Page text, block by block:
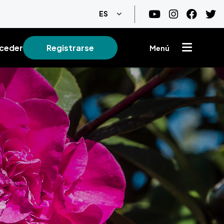
ES Lista adicional de acciones
Registrarse Menú